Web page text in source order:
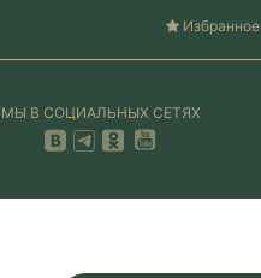
Избранное
МЫ В СОЦИАЛЬНЫХ СЕТЯХ